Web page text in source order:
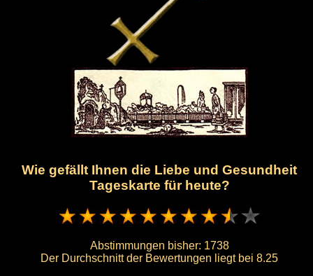
Wie gefällt Ihnen die Liebe und Gesundheit
Tageskarte für heute?
Abstimmungen bisher: 1738
Der Durchschnitt der Bewertungen liegt bei 8.25